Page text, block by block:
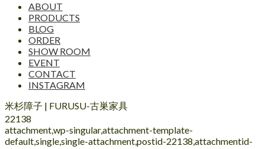
ABOUT
PRODUCTS
BLOG
ORDER
SHOW ROOM
EVENT
CONTACT
INSTAGRAM
米杉障子 | FURUSU-古巣家具
22138
attachment,wp-singular,attachment-template-
default,single,single-attachment,postid-22138,attachmentid-